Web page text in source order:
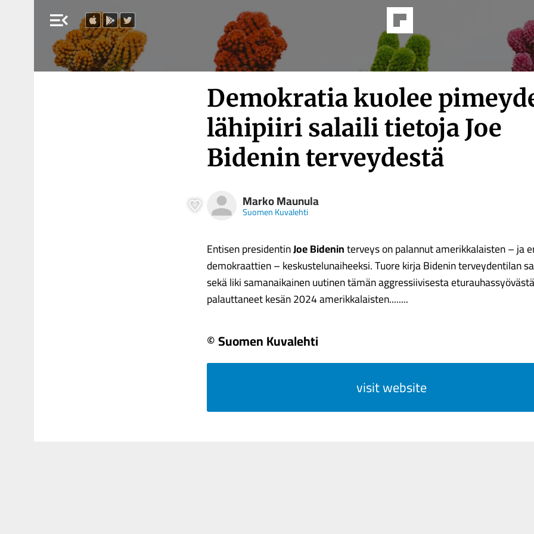
menu_open
Demokratia kuolee
lähipiiri salaili tietoja Joe
Bidenin terveydestä
Marko Maunula
Suomen Kuvalehti
Entisen presidentinJoe Bideninterveys on palannut amerikkalaisten – ja
demokraattien – keskustelunaiheeksi. Tuore kirja Bidenin terveydentilan
sekä liki samanaikainen uutinen tämän aggressiivisesta
palauttaneet kesän 2024 amerikkalaisten........
© Suomen Kuvalehti
visit website